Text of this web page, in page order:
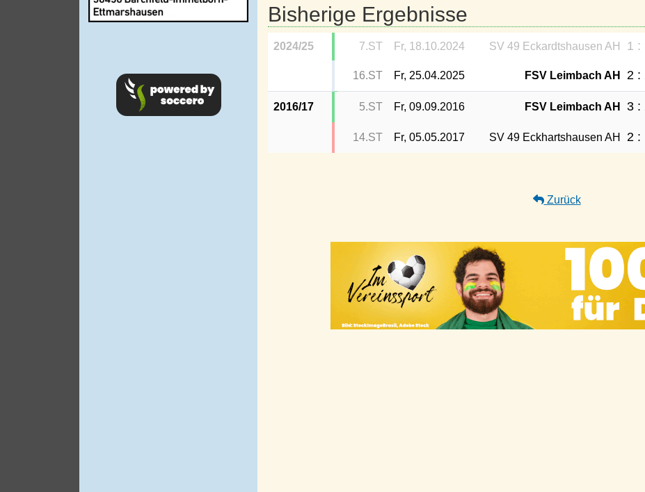
Bisherige Ergebnisse
2024/25 7.ST Fr, 18.10.2024 SV 49 Eckardtshausen AH 1 :
16.ST Fr, 25.04.2025 FSV Leimbach AH 2 :
2016/17 5.ST Fr, 09.09.2016 FSV Leimbach AH 3 :
14.ST Fr, 05.05.2017 SV 49 Eckhartshausen AH 2 :
Zurück